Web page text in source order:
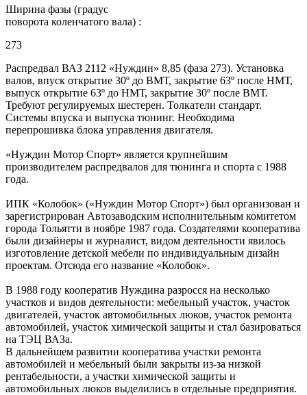
Ширина фазы (градус
поворота коленчатого вала) :
273
Распредвал ВАЗ 2112 «Нуждин» 8,85 (фаза 273). Установка
валов, впуск открытие 30º до ВМТ, закрытие 63º после НМТ,
выпуск открытие 63º до НМТ, закрытие 30º после ВМТ.
Требуют регулируемых шестерен. Толкатели стандарт.
Системы впуска и выпуска тюнинг. Необходима
перепрошивка блока управления двигателя.
«Нуждин Мотор Спорт» является крупнейшим
производителем распредвалов для тюнинга и спорта с 1988
года.
ИПК «Колобок» («Нуждин Мотор Спорт») был организован и
зарегистрирован Автозаводским исполнительным комитетом
города Тольятти в ноябре 1987 года. Создателями кооператива
были дизайнеры и журналист, видом деятельности явилось
изготовление детской мебели по индивидуальным дизайн
проектам. Отсюда его название «Колобок».
В 1988 году кооператив Нуждина разросся на несколько
участков и видов деятельности: мебельный участок, участок
двигателей, участок автомобильных люков, участок ремонта
автомобилей, участок химической защиты и стал базироваться
на ТЭЦ ВАЗа.
В дальнейшем развитии кооператива участки ремонта
автомобилей и мебельный были закрыты из-за низкой
рентабельности, а участки химической защиты и
автомобильных люков выделились в отдельные предприятия.